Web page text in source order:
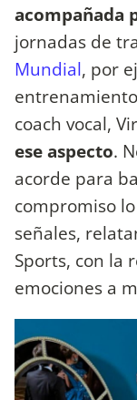
acompañada
jornadas de
Mundial, por
coach vocal,
ese aspecto.
acorde para
compromiso
señales,
Sports, con la
emociones a